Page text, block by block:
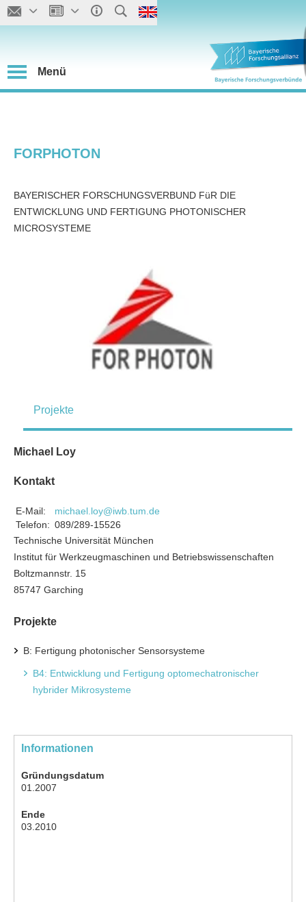
Menü
FORPHOTON
BAYERISCHER FORSCHUNGSVERBUND FüR DIE
ENTWICKLUNG UND FERTIGUNG PHOTONISCHER
MICROSYSTEME
Projekte
Michael Loy
Kontakt
E-Mail:
michael.loy@iwb.tum.de
Telefon: 089/289-15526
Technische Universität München
Institut für Werkzeugmaschinen und Betriebswissenschaften
Boltzmannstr. 15
85747 Garching
Projekte
B: Fertigung photonischer Sensorsysteme
B4: Entwicklung und Fertigung optomechatronischer
hybrider Mikrosysteme
Informationen
Gründungsdatum
01.2007
Ende
03.2010